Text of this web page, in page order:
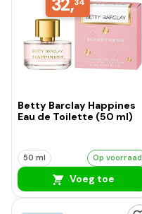
32,34
Betty Barclay Happines
Eau de Toilette (50 ml)
50 ml Op voorraad
Voeg toe